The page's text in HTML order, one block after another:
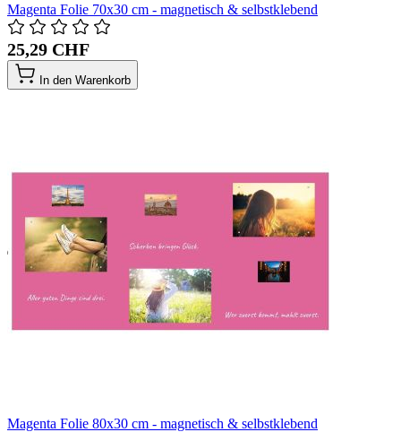
Magenta Folie 70x30 cm - magnetisch & selbstklebend
25,29 CHF
In den Warenkorb
Magenta Folie 80x30 cm - magnetisch & selbstklebend